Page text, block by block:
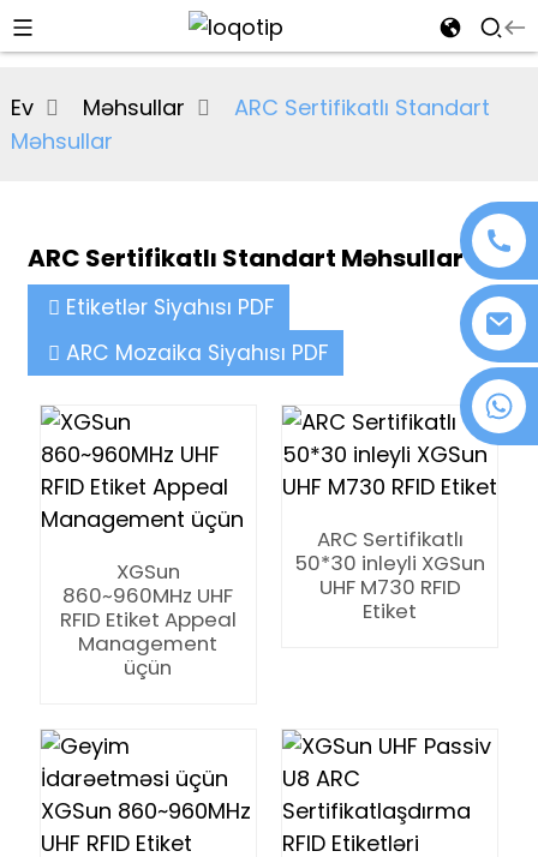
+86 18076372139
Ev Məhsullar
ARC Sertifikatlı Standart
Məhsullar
ARC Sertifikatlı Standart Məhsullar
Etiketlər Siyahısı PDF
ARC Mozaika Siyahısı PDF
XGSun
860~960MHz UHF
RFID Etiket Appeal
Management
üçün
ARC Sertifikatlı
50*30 inleyli XGSun
UHF M730 RFID
Etiket